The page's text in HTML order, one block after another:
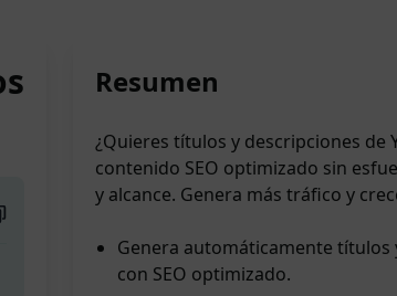
Resumen
¿Quieres títulos y descripciones de
contenido SEO optimizado sin
y alcance. Genera más tráfico y
Genera automáticamente títulos
con SEO optimizado.